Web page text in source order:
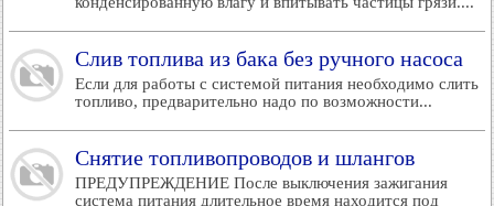
Слив топлива из бака без ручного насоса
Если для работы с системой питания необходимо слить
топливо, предварительно надо по возможности...
Снятие топливопроводов и шлангов
ПРЕДУПРЕЖДЕНИЕ После выключения зажигания
система питания длительное время находится под